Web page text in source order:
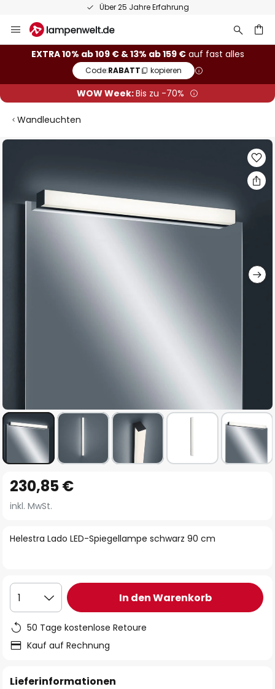
Über 25 Jahre Erfahrung
Inhalt
springen
EXTRA 10% ab 109 € & 13% ab 159 €auf fast alles
Code:RABATT kopieren
WOW Week:Bis zu -70%
Wandleuchten
Zum
Bildgalerie
springen
Anfang
der
springen
Helestra Lado LED-Spiegellampe schwarz 90 cm
230,85 €
inkl. MwSt.
1 In den Warenkorb
50 Tage kostenlose Retoure
Kauf auf Rechnung
Lieferinformationen